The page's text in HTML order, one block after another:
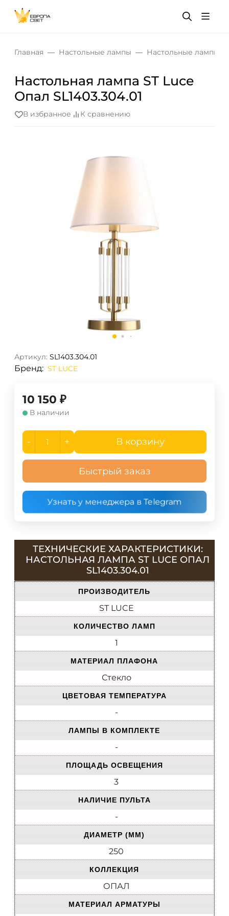
Главная Настольные лампы Настольные лампы
Настольная лампа ST Luce
Опал SL1403.304.01
В избранное К сравнению
Артикул: SL1403.304.01
Бренд: ST LUCE
10 150 ₽
В наличии
- + В корзину
Быстрый заказ
Узнать у менеджера в Telegram
ТЕХНИЧЕСКИЕ ХАРАКТЕРИСТИКИ:
НАСТОЛЬНАЯ ЛАМПА ST LUCE ОПАЛ
SL1403.304.01
ПРОИЗВОДИТЕЛЬ
ST LUCE
КОЛИЧЕСТВО ЛАМП
1
МАТЕРИАЛ ПЛАФОНА
Стекло
ЦВЕТОВАЯ ТЕМПЕРАТУРА
-
ЛАМПЫ В КОМПЛЕКТЕ
-
ПЛОЩАДЬ ОСВЕЩЕНИЯ
3
НАЛИЧИЕ ПУЛЬТА
-
ДИАМЕТР (ММ)
250
КОЛЛЕКЦИЯ
ОПАЛ
МАТЕРИАЛ АРМАТУРЫ